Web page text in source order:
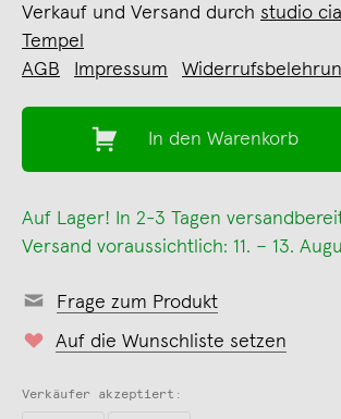
Verkauf und Versand durch studio
Tempel
AGB
Impressum
In den Warenkorb
Auf Lager! In 2-3 Tagen
Versand voraussichtlich: 11. – 13.
Frage zum Produkt
Auf die Wunschliste setzen
Verkäufer akzeptiert: